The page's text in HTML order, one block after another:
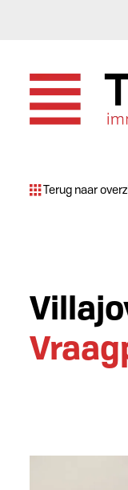
Terug naar